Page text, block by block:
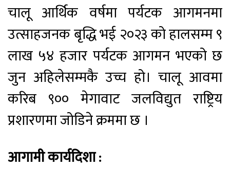
चालू आर्थिक वर्षमा पर्यटक आगमनमा
उत्साहजनक बृद्धि भई २०२३ को हालसम्म ९
लाख ५४ हजार पर्यटक आगमन भएको छ
जुन अहिलेसम्मकै उच्च हो। चालू आवमा
करिब ९०० मेगावाट जलविद्युत राष्ट्रिय
प्रशारणमा जोडिने क्रममा छ ।
आगामी कार्यदिशा :